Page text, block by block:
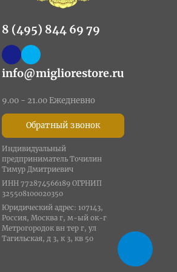
8 (495) 844 69 79
info@migliorestore.ru
9.00 - 21.00 Ежедневно
Обратный звонок
Индивидуальный
предприниматель Точилин
Тимур Дмитриевич
ИНН 772874566189 ОГРНИП
325508100020350
Юридический адрес: 107143,
Россия, Москва г, м-ый ок-г
Метрогородок вн тер г, ул
Тагильская, д 3, к 3, кв 50